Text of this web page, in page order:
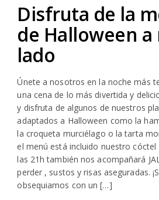
Disfruta de la
de Halloween
lado
Únete a nosotros en la noche más
una cena de lo más divertida y
y disfruta de algunos de nuestros
adaptados a Halloween como la
la croqueta murciélago o la tarta
el menú está incluido nuestro cóctel
las 21h también nos acompañará
perder , sustos y risas aseguradas.
obsequiamos con un […]